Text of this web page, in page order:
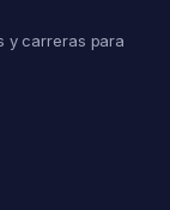
y carreras para